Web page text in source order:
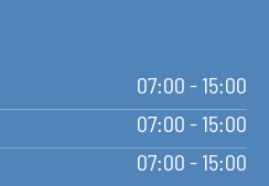
07:00 - 15:00
07:00 - 15:00
07:00 - 15:00